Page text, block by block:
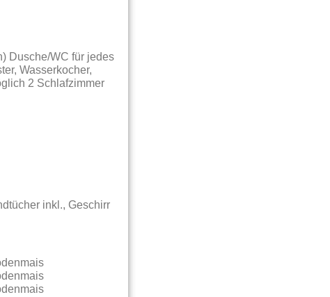
Dusche/WC für jedes
Wasserkocher,
2 Schlafzimmer
inkl., Geschirr